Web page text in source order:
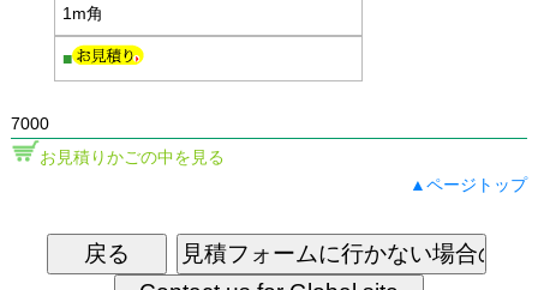
1m角
■
7000
お見積りかごの中を見る
▲ページトップ